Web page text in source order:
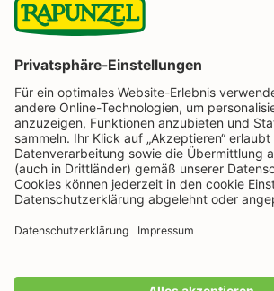
BESTELLUNG WIDERRUFEN
Rapunzel Naturkost auf Facebook
Rapunzel Naturkost auf
Rapunzel Naturkost auf
RapunzelRapunzel
Informationen
Zahlungsarten